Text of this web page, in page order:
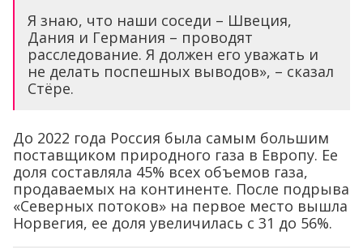
Я знаю, что наши соседи – Швеция,
Дания и Германия – проводят
расследование. Я должен его уважать и
не делать поспешных выводов», – сказал
Стёре.
До 2022 года Россия была самым большим
поставщиком природного газа в Европу. Ее
доля составляла 45% всех объемов газа,
продаваемых на континенте. После подрыва
«Северных потоков» на первое место вышла
Норвегия, ее доля увеличилась с 31 до 56%.